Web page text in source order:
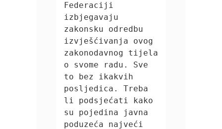
Federaciji
izbjegavaju
zakonsku odredbu
izvješćivanja ovog
zakonodavnog tijela
o svome radu. Sve
to bez ikakvih
posljedica. Treba
li podsjećati kako
su pojedina javna
poduzeća najveći